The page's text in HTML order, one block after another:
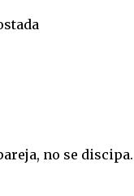
no se